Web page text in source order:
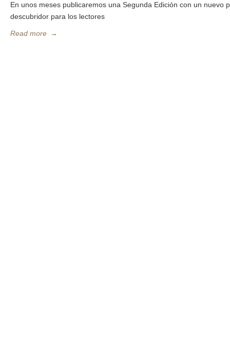
En unos meses publicaremos una Segunda Edición con un nuevo
descubridor para los lectores
Read more →